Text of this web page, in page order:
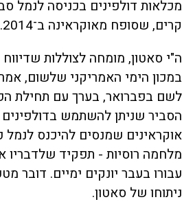
מכלאות דולפינים בכניסה לנמל
קרים, שסופח מאוקראינה ב־2014.
ה"י סאטון, מומחה לצוללות
במכון הימי האמריקני שלשום,
לשם בפברואר, בערך עם תחילת
הסביר שניתן להשתמש בדולפינים
אוקראינים שמנסים להיכנס לנמל
מלחמה רוסיות - תפקיד שלדבריו
עבורו בעבר יונקים ימיים. דובר
ניתוחו של סאטון.